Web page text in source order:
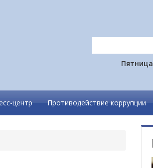
центр Противодействие коррупции